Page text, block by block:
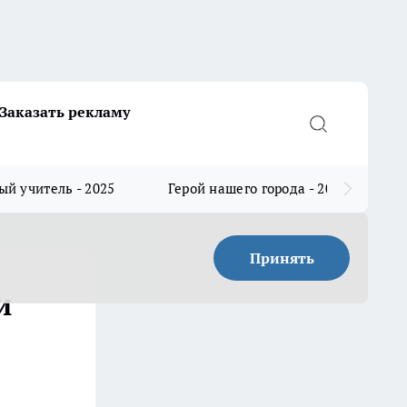
Заказать рекламу
учитель - 2025 Герой нашего города - 2025
Принять